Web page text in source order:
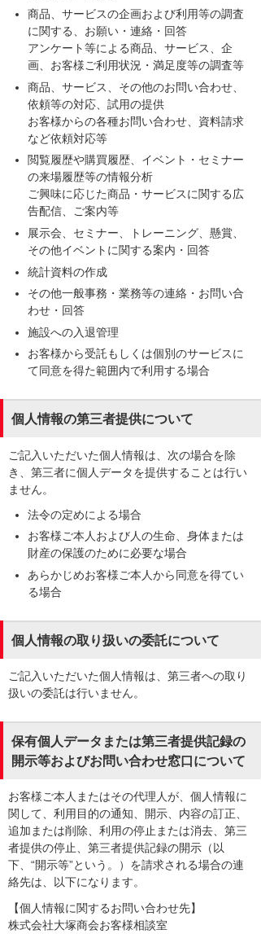
商品、サービスの企画および利用等の調査
に関する、お願い・連絡・回答
アンケート等による商品、サービス、企
画、お客様ご利用状況・満足度等の調査等
商品、サービス、その他のお問い合わせ、
依頼等の対応、試用の提供
お客様からの各種お問い合わせ、資料請求
など依頼対応等
閲覧履歴や購買履歴、イベント・セミナー
の来場履歴等の情報分析
ご興味に応じた商品・サービスに関する広
告配信、ご案内等
展示会、セミナー、トレーニング、懸賞、
その他イベントに関する案内・回答
統計資料の作成
その他一般事務・業務等の連絡・お問い合
わせ・回答
施設への入退管理
お客様から受託もしくは個別のサービスに
て同意を得た範囲内で利用する場合
個人情報の第三者提供について
ご記入いただいた個人情報は、次の場合を除
き、第三者に個人データを提供することは行い
ません。
法令の定めによる場合
お客様ご本人および人の生命、身体または
財産の保護のために必要な場合
あらかじめお客様ご本人から同意を得てい
る場合
個人情報の取り扱いの委託について
ご記入いただいた個人情報は、第三者への取り
扱いの委託は行いません。
保有個人データまたは第三者提供記録の
開示等およびお問い合わせ窓口について
お客様ご本人またはその代理人が、個人情報に
関して、利用目的の通知、開示、内容の訂正、
追加または削除、利用の停止または消去、第三
者提供の停止、第三者提供記録の開示（以
下、“開示等”という。）を請求される場合の連
絡先は、以下になります。
【個人情報に関するお問い合わせ先】
株式会社大塚商会お客様相談室